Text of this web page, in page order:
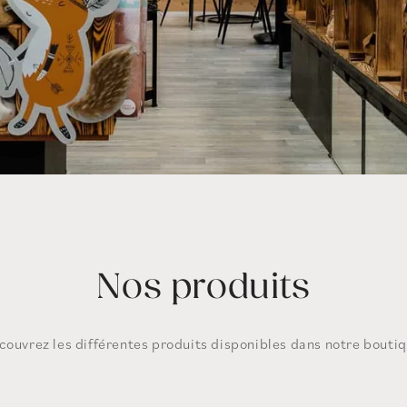
Nos produits
les différentes produits disponibles dans notre